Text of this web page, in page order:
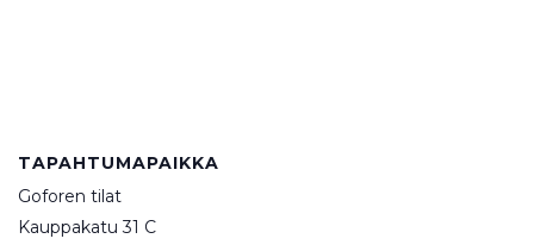
TAPAHTUMAPAIKKA
Goforen tilat
Kauppakatu 31 C